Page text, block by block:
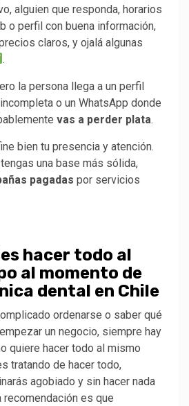
alguien que responda, horarios
o perfil con buena información,
claros, y ojalá algunas
.
la persona llega a un perfil
o un WhatsApp donde
vas a perder plata.
bien tu presencia y atención.
una base más sólida,
pagadas por servicios
hacer todo al
al momento de
dental en Chile
ordenarse o saber qué
un negocio, siempre hay
quiere hacer todo al mismo
tratando de hacer todo,
agobiado y sin hacer nada
recomendación es que